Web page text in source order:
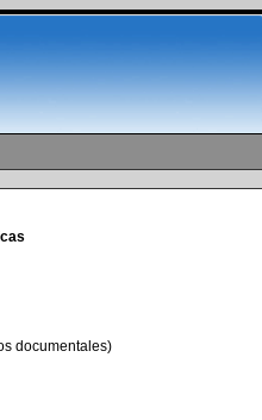
documentales)